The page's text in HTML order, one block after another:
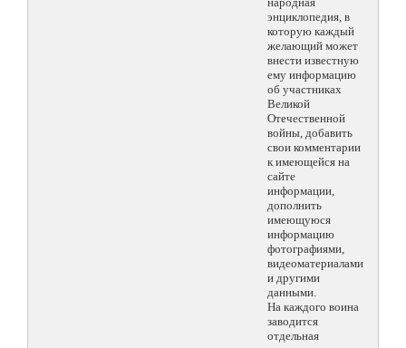
энциклопедия, в
которую каждый
желающий может
внести известную
ему информацию
об участниках
Великой
Отечественной
войны, добавить
свои комментарии
к имеющейся на
сайте
информации,
дополнить
имеющуюся
информацию
фотографиями,
видеоматериалами
и другими
данными.
На каждого воина
заводится
отдельная